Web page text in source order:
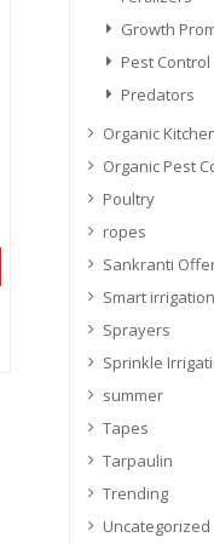
Growth
Pest Control
Predators
Organic
Organic Pest
Poultry
ropes
Sankranti
Smart irrigation
Sprayers
Sprinkle
summer
Tapes
Tarpaulin
Trending
Uncategorized